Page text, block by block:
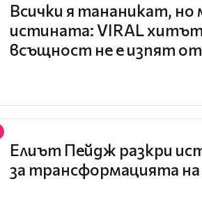
Всички я тананикат, но
истината: VIRAL хитът
всъщност не е изпят от
Елиът Пейдж разкри
за трансформацията